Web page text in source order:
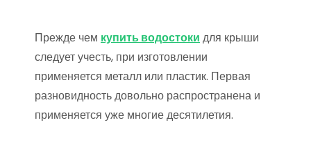
Прежде чем купить водостоки для крыши
следует учесть, при изготовлении
применяется металл или пластик. Первая
разновидность довольно распространена и
применяется уже многие десятилетия.